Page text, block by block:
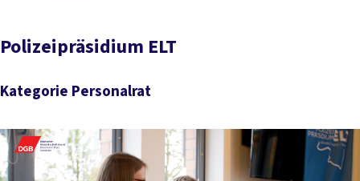
Polizeipräsidium ELT
Kategorie Personalrat